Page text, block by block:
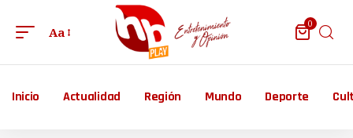
Aa
0
Inicio Actualidad Región Mundo Deporte